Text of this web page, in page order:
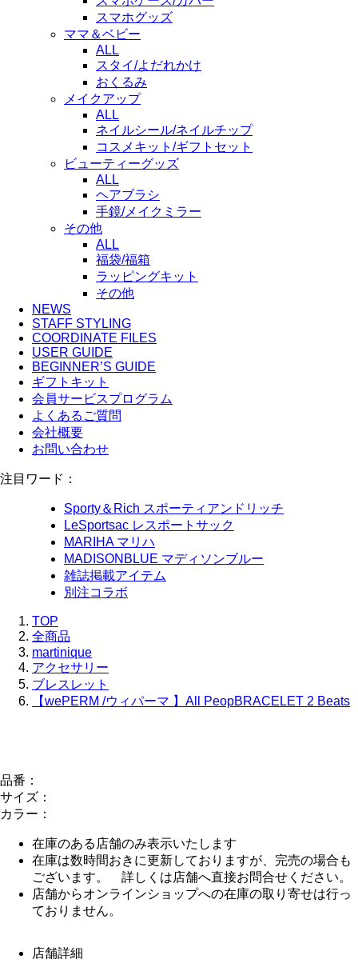
スマホグッズ
ママ＆ベビー
ALL
スタイ/よだれかけ
おくるみ
メイクアップ
ALL
ネイルシール/ネイルチップ
コスメキット/ギフトセット
ビューティーグッズ
ALL
ヘアブラシ
手鏡/メイクミラー
その他
ALL
福袋/福箱
ラッピングキット
その他
NEWS
STAFF STYLING
COORDINATE FILES
USER GUIDE
BEGINNER’S GUIDE
ギフトキット
会員サービスプログラム
よくあるご質問
会社概要
お問い合わせ
注目ワード：
Sporty＆Rich スポーティアンドリッチ
LeSportsac レスポートサック
MARIHA マリハ
MADISONBLUE マディソンブルー
雑誌掲載アイテム
別注コラボ
TOP
全商品
martinique
アクセサリー
ブレスレット
【wePERM /ウィパーマ 】All PeopBRACELET 2 Beats
品番：
サイズ：
カラー：
在庫のある店舗のみ表示いたします
在庫は数時間おきに更新しておりますが、完売の場合も
ございます。 詳しくは店舗へ直接お問合せください。
店舗からオンラインショップへの在庫の取り寄せは行っ
ておりません。
店舗詳細